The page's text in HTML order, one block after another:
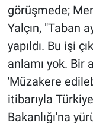
görüşmede;
Yalçın, "Taban
yapıldı. Bu işi
anlamı yok. Bir
'Müzakere
itibarıyla
Bakanlığı'na